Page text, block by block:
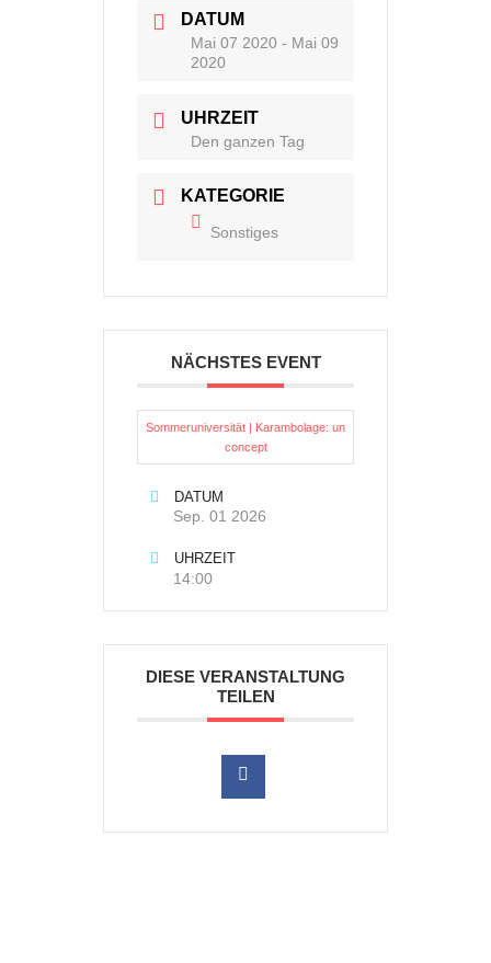
DATUM
Mai 07 2020 - Mai 09
2020
UHRZEIT
Den ganzen Tag
KATEGORIE
Sonstiges
NÄCHSTES EVENT
Sommeruniversität | Karambolage: un
concept
DATUM
Sep. 01 2026
UHRZEIT
14:00
DIESE VERANSTALTUNG
TEILEN